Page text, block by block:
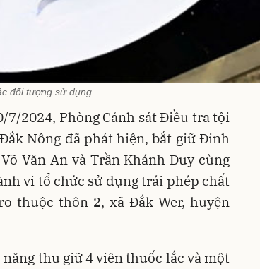
đối tượng sử dụng
7/2024, Phòng Cảnh sát Điều tra tội
Nông đã phát hiện, bắt giữ Đinh
Văn An và Trần Khánh Duy cùng
vi tổ chức sử dụng trái phép chất
thuộc thôn 2, xã Đắk Wer, huyện
thu giữ 4 viên thuốc lắc và một